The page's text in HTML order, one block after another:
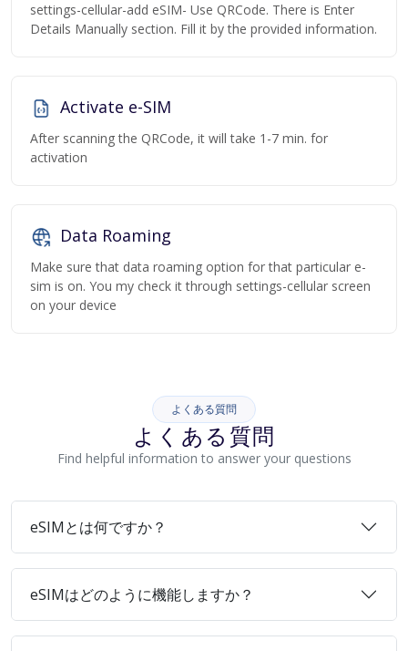
settings-cellular-add eSIM- Use QRCode. There is Enter
Details Manually section. Fill it by the provided information.
Activate e-SIM
After scanning the QRCode, it will take 1-7 min. for
activation
Data Roaming
Make sure that data roaming option for that particular e-
sim is on. You my check it through settings-cellular screen
on your device
よくある質問
よくある質問
Find helpful information to answer your questions
eSIMとは何ですか？
eSIMはどのように機能しますか？